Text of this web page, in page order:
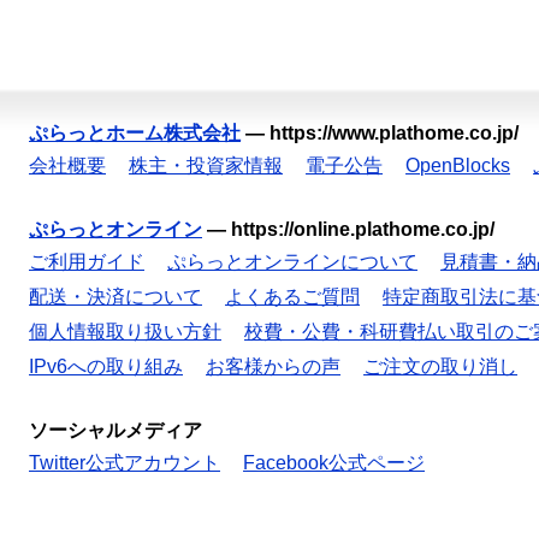
ぷらっとホーム株式会社 — https://www.plathome.co.jp/
会社概要
株主・投資家情報 電子公告 OpenBlocks
ぷらっとオンライン — https://online.plathome.co.jp/
ご利用ガイド
ぷらっとオンラインについて
見積書・
配送・決済について
よくあるご質問
特定商取引法に
個人情報取り扱い方針
校費・公費・科研費払い取引のご
IPv6への取り組み
お客様からの声 ご注文の取り消し
ソーシャルメディア
Twitter公式アカウント
Facebook公式ページ